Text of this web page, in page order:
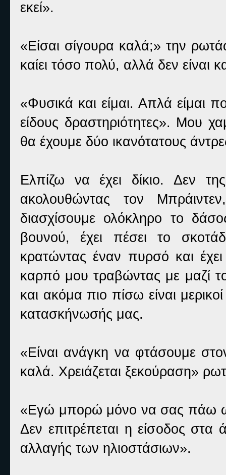
εκεί».
«Είσαι σίγουρα καλά;» την
καίει τόσο πολύ, αλλά δεν είναι
«Φυσικά και είμαι. Απλά είμαι
είδους δραστηριότητες». Μου
θα έχουμε δύο ικανότατους
Ελπίζω να έχει δίκιο. Δεν
ακολουθώντας τον
διασχίσουμε ολόκληρο το
βουνού, έχει πέσει το
κρατώντας έναν πυρσό και
καρπό μου τραβώντας με μαζί
και ακόμα πιο πίσω είναι
κατασκήνωσής μας.
«Είναι ανάγκη να φτάσουμε
καλά. Χρειάζεται ξεκούραση»
«Εγώ μπορώ μόνο να σας πάω ως
Δεν επιτρέπεται η είσοδος
αλλαγής των ηλιοστάσιων».